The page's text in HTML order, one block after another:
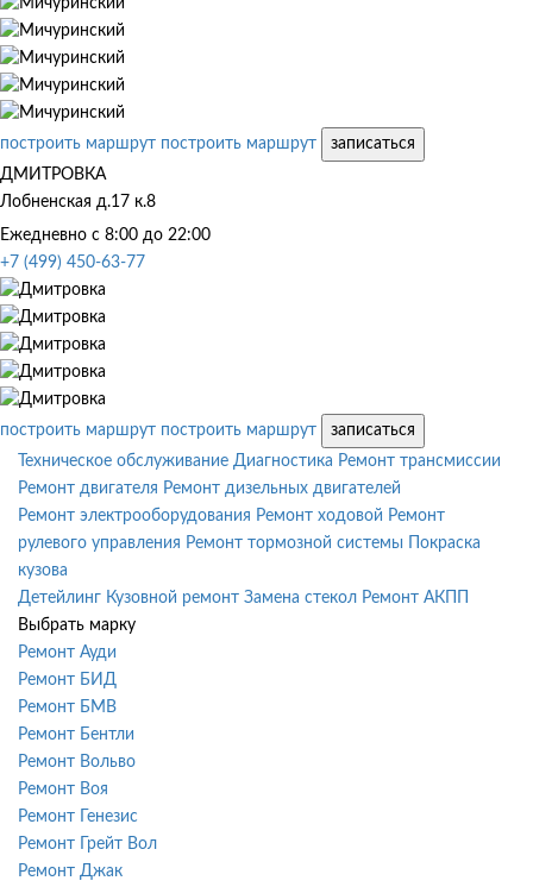
построить маршрут построить маршрут
записаться
ДМИТРОВКА
Лобненская д.17 к.8
Ежедневно с 8:00 до 22:00
+7 (499) 450-63-77
построить маршрут построить маршрут
записаться
Техническое обслуживание Диагностика Ремонт трансмиссии
Ремонт двигателя Ремонт дизельных двигателей
Ремонт электрооборудования Ремонт ходовой Ремонт
рулевого управления Ремонт тормозной системы
Покраска
кузова
Детейлинг Кузовной ремонт Замена стекол Ремонт АКПП
Выбрать марку
Ремонт Ауди
Ремонт БИД
Ремонт БМВ
Ремонт Бентли
Ремонт Вольво
Ремонт Воя
Ремонт Генезис
Ремонт Грейт Вол
Ремонт Джак